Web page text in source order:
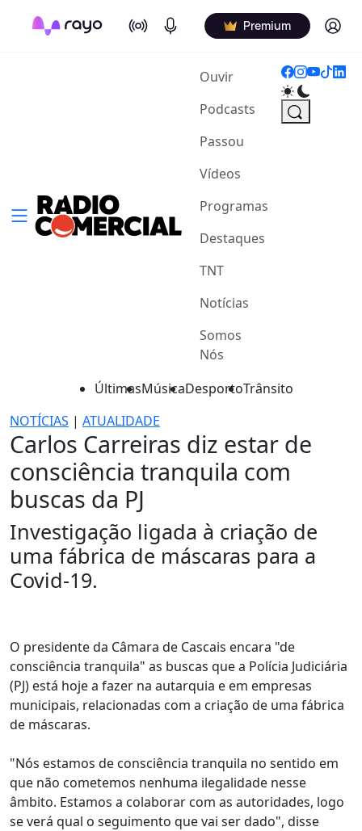
On Air Podcasts Premium Log in
Ouvir(current)
Podcasts
Passou
Vídeos
Programas
Destaques
TNT
Notícias
Somos
Nós
ÚltimasMúsicaDesportoTrânsito
NOTÍCIAS | ATUALIDADE
Carlos Carreiras diz estar de
consciência tranquila com
buscas da PJ
Investigação ligada à criação de
uma fábrica de máscaras para a
Covid-19.
O presidente da Câmara de Cascais encara "de
consciência tranquila" as buscas que a Polícia Judiciária
(PJ) está hoje a fazer na autarquia e em empresas
municipais, relacionadas com a criação de uma fábrica
de máscaras.
"Nós estamos de consciência tranquila no sentido em
que não cometemos nenhuma ilegalidade nesse
âmbito. Estamos a colaborar com as autoridades, logo
se verá qual o seguimento que vai ser dado", disse